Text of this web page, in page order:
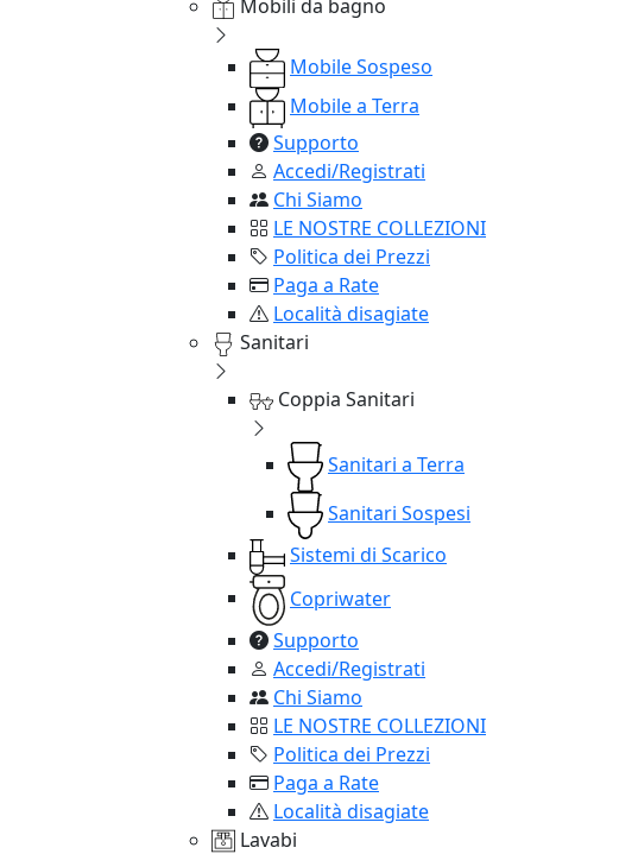
Mobili da bagno
Mobile Sospeso
Mobile a Terra
Supporto
Accedi/Registrati
Chi Siamo
LE NOSTRE COLLEZIONI
Politica dei Prezzi
Paga a Rate
Località disagiate
Sanitari
Coppia Sanitari
Sanitari a Terra
Sanitari Sospesi
Sistemi di Scarico
Copriwater
Supporto
Accedi/Registrati
Chi Siamo
LE NOSTRE COLLEZIONI
Politica dei Prezzi
Paga a Rate
Località disagiate
Lavabi